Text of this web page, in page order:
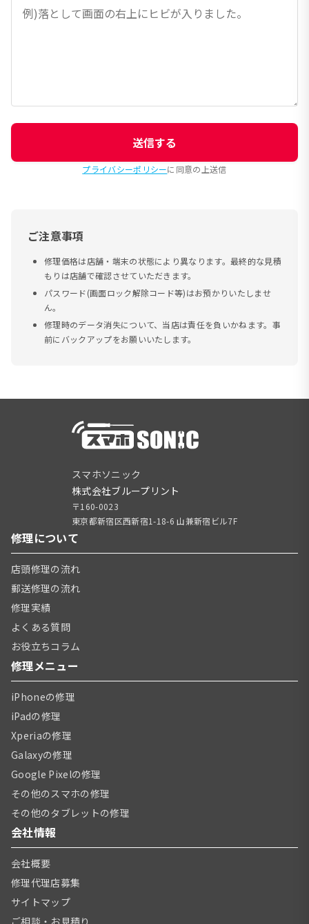
送信する
プライバシーポリシーに同意の上送信
ご注意事項
修理価格は店舗・端末の状態により異なります。最終的な見積
もりは店舗で確認させていただきます。
パスワード(画面ロック解除コード等)はお預かりいたしませ
ん。
修理時のデータ消失について、当店は責任を負いかねます。事
前にバックアップをお願いいたします。
スマホソニック
株式会社ブループリント
〒160-0023
東京都新宿区西新宿1-18-6 山兼新宿ビル7F
修理について
店頭修理の流れ
郵送修理の流れ
修理実績
よくある質問
お役立ちコラム
修理メニュー
iPhoneの修理
iPadの修理
Xperiaの修理
Galaxyの修理
Google Pixelの修理
その他のスマホの修理
その他のタブレットの修理
会社情報
会社概要
修理代理店募集
サイトマップ